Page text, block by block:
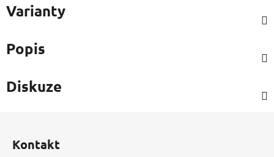
Varianty
Popis
Diskuze
Kontakt